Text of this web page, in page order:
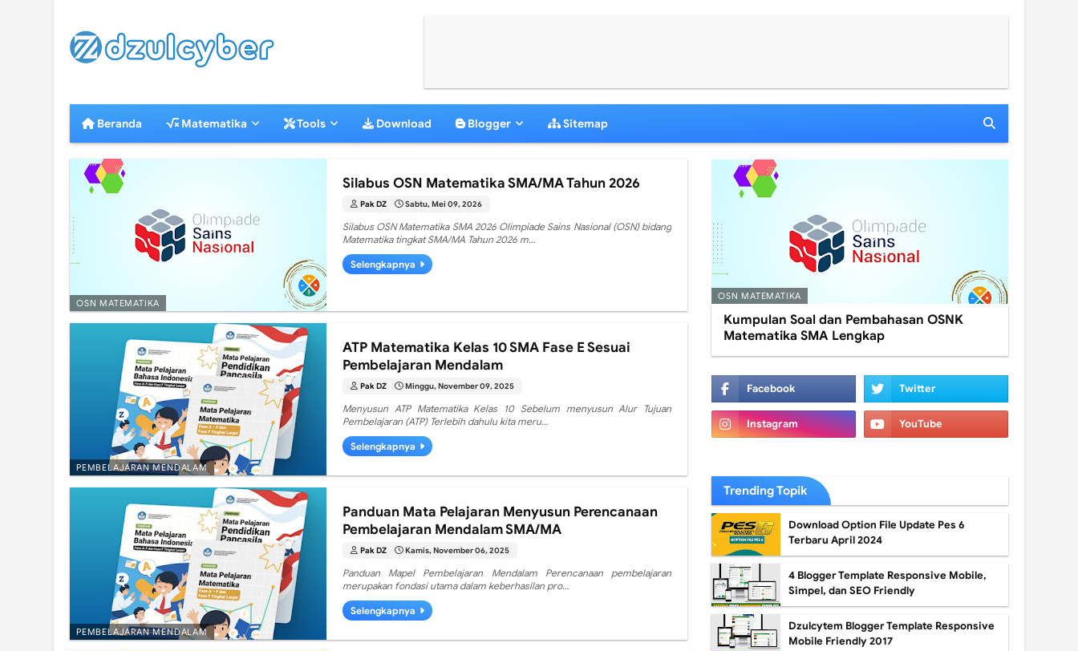
Beranda Matematika Tools Download Blogger Sitemap
OSN MATEMATIKA
Silabus OSN Matematika SMA/MA Tahun 2026
Pak DZ Sabtu, Mei 09, 2026
Silabus OSN Matematika SMA 2026 Olimpiade Sains Nasional (OSN) bidang
Matematika tingkat SMA/MA Tahun 2026 m…
Selengkapnya
PEMBELAJARAN MENDALAM
ATP Matematika Kelas 10 SMA Fase E Sesuai
Pembelajaran Mendalam
Pak DZ Minggu, November 09, 2025
Menyusun ATP Matematika Kelas 10 Sebelum menyusun Alur Tujuan
Pembelajaran (ATP) Terlebih dahulu kita meru…
Selengkapnya
PEMBELAJARAN MENDALAM
Panduan Mata Pelajaran Menyusun Perencanaan
Pembelajaran Mendalam SMA/MA
Pak DZ Kamis, November 06, 2025
Panduan Mapel Pembelajaran Mendalam Perencanaan pembelajaran
merupakan fondasi utama dalam keberhasilan pro…
Selengkapnya
OSN MATEMATIKA
Kumpulan Soal dan Pembahasan OSNK
Matematika SMA Lengkap
Trending Topik
Download Option File Update Pes 6
Terbaru April 2024
4 Blogger Template Responsive Mobile,
Simpel, dan SEO Friendly
Dzulcytem Blogger Template Responsive
Mobile Friendly 2017